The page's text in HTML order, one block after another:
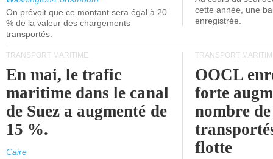
On prévoit que ce montant sera égal à 20
% de la valeur des chargements
transportés.
cette année, une
enregistrée.
TRANSPORT MARITIME
En mai, le trafic
maritime dans le canal
de Suez a augmenté de
15 %.
Caire
TRANSPORT
OOCL
forte
nombre
flotte